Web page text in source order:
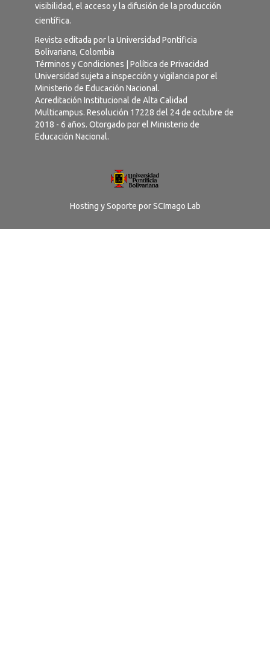
visibilidad, el acceso y la difusión de la producción
científica.
Revista editada por la Universidad Pontificia
Bolivariana, Colombia
Términos y Condiciones
Política de Privacidad
Universidad sujeta a inspección y vigilancia por el
Ministerio de Educación Nacional.
Acreditación Institucional de Alta Calidad
Multicampus. Resolución 17228 del 24 de octubre de
2018 - 6 años. Otorgado por el Ministerio de
Educación Nacional.
Hosting y Soporte porSCImago Lab